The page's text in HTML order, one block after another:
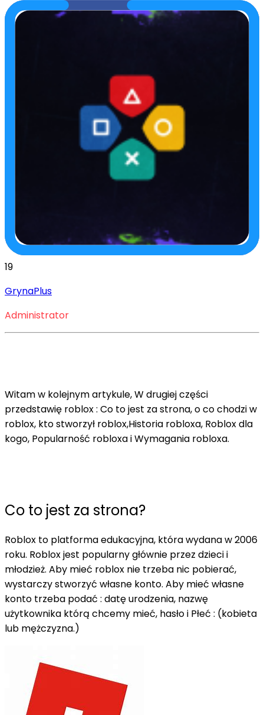
19
GrynaPlus
Administrator
Witam w kolejnym artykule, W drugiej części
przedstawię roblox : Co to jest za strona, o co chodzi w
roblox, kto stworzył roblox,Historia robloxa, Roblox dla
kogo, Popularność robloxa i Wymagania robloxa.
Co to jest za strona?
Roblox to platforma edukacyjna, która wydana w 2006
roku. Roblox jest popularny głównie przez dzieci i
młodzież. Aby mieć roblox nie trzeba nic pobierać,
wystarczy stworzyć własne konto. Aby mieć własne
konto trzeba podać : datę urodzenia, nazwę
użytkownika którą chcemy mieć, hasło i Płeć : (kobieta
lub mężczyzna.)